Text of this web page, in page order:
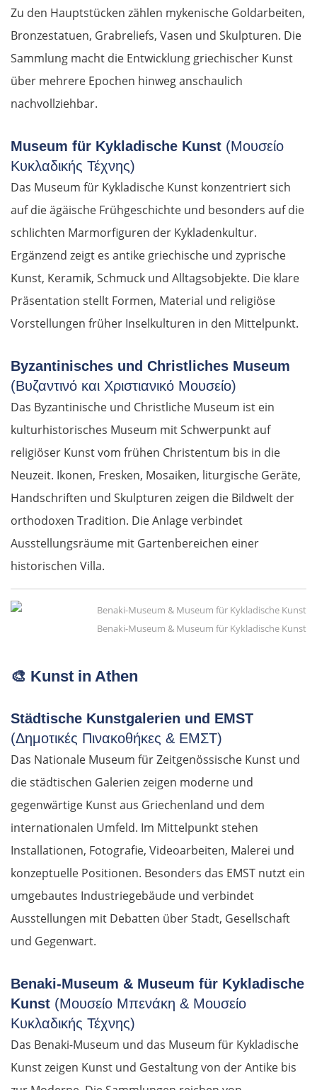
Zu den Hauptstücken zählen mykenische Goldarbeiten,
Bronzestatuen, Grabreliefs, Vasen und Skulpturen. Die
Sammlung macht die Entwicklung griechischer Kunst
über mehrere Epochen hinweg anschaulich
nachvollziehbar.
Museum für Kykladische Kunst (Μουσείο
Κυκλαδικής Τέχνης)
Das Museum für Kykladische Kunst konzentriert sich
auf die ägäische Frühgeschichte und besonders auf die
schlichten Marmorfiguren der Kykladenkultur.
Ergänzend zeigt es antike griechische und zyprische
Kunst, Keramik, Schmuck und Alltagsobjekte. Die klare
Präsentation stellt Formen, Material und religiöse
Vorstellungen früher Inselkulturen in den Mittelpunkt.
Byzantinisches und Christliches Museum
(Βυζαντινό και Χριστιανικό Μουσείο)
Das Byzantinische und Christliche Museum ist ein
kulturhistorisches Museum mit Schwerpunkt auf
religiöser Kunst vom frühen Christentum bis in die
Neuzeit. Ikonen, Fresken, Mosaiken, liturgische Geräte,
Handschriften und Skulpturen zeigen die Bildwelt der
orthodoxen Tradition. Die Anlage verbindet
Ausstellungsräume mit Gartenbereichen einer
historischen Villa.
Benaki-Museum & Museum für Kykladische Kunst
🎨 Kunst in Athen
Städtische Kunstgalerien und EMST
(Δημοτικές Πινακοθήκες & ΕΜΣΤ)
Das Nationale Museum für Zeitgenössische Kunst und
die städtischen Galerien zeigen moderne und
gegenwärtige Kunst aus Griechenland und dem
internationalen Umfeld. Im Mittelpunkt stehen
Installationen, Fotografie, Videoarbeiten, Malerei und
konzeptuelle Positionen. Besonders das EMST nutzt ein
umgebautes Industriegebäude und verbindet
Ausstellungen mit Debatten über Stadt, Gesellschaft
und Gegenwart.
Benaki-Museum & Museum für Kykladische
Kunst (Μουσείο Μπενάκη & Μουσείο
Κυκλαδικής Τέχνης)
Das Benaki-Museum und das Museum für Kykladische
Kunst zeigen Kunst und Gestaltung von der Antike bis